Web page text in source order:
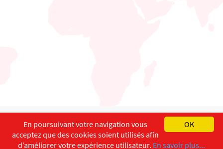
English Français
Copyright ©ISEC-AdW Aspects légaux
OK
En poursuivant votre navigation vous
acceptez que des cookies soient utilisés afin
d’améliorer votre expérience utilisateur. En savoir plus...